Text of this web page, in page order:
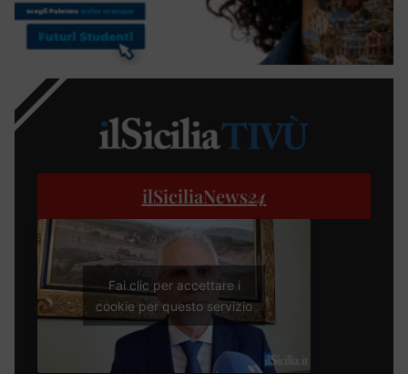
ilSiciliaNews24
Fai clic per accettare i
cookie per questo servizio